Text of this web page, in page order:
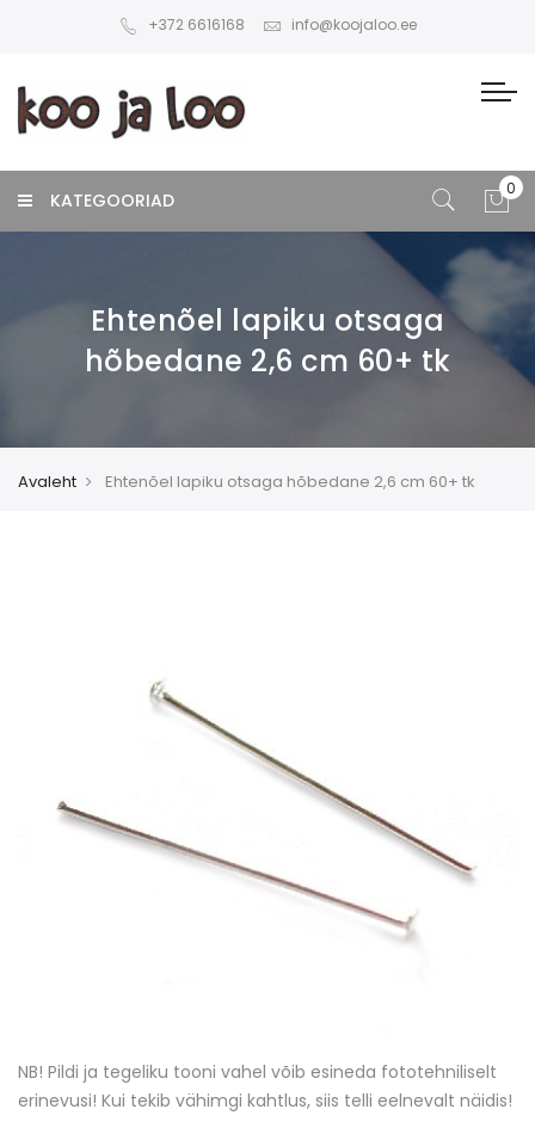
+372 6616168 info@koojaloo.ee
KATEGOORIAD
Ehtenõel lapiku otsaga
hõbedane 2,6 cm 60+ tk
Avaleht Ehtenõel lapiku otsaga hõbedane 2,6 cm 60+ tk
NB! Pildi ja tegeliku tooni vahel võib esineda fototehniliselt
erinevusi! Kui tekib vähimgi kahtlus, siis telli eelnevalt näidis!